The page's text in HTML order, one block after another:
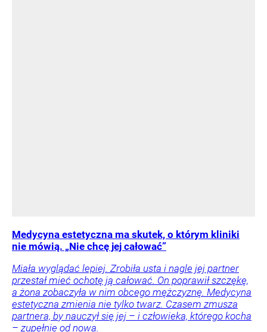
Medycyna estetyczna ma skutek, o którym kliniki
nie mówią. „Nie chcę jej całować”
Miała wyglądać lepiej. Zrobiła usta i nagle jej partner
przestał mieć ochotę ją całować. On poprawił szczękę,
a żona zobaczyła w nim obcego mężczyznę. Medycyna
estetyczna zmienia nie tylko twarz. Czasem zmusza
partnera, by nauczył się jej – i człowieka, którego kocha
– zupełnie od nowa.